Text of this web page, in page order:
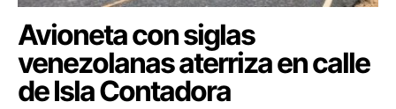
Avioneta con siglas
venezolanas aterriza en calle
de Isla Contadora